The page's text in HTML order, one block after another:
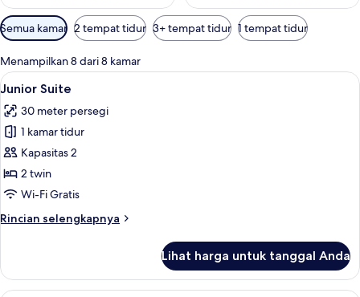
Filter
tersedia
untuk
kamar
Semua kamar 2 tempat tidur 3+ tempat tidur 1 tempat tidur
Menampilkan 8 dari 8 kamar
Lihat
semua
foto
untuk
Junior
Suite
Brankas, meja kerja, ruang kerja
7
Junior Suite
30 meter persegi
1 kamar tidur
Kapasitas 2
2 twin
Wi-Fi Gratis
Rincian selengkapnya
Rincian
Junior
Suite
Lihat harga untuk tanggal Anda